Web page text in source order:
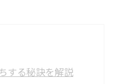
する秘訣を解説